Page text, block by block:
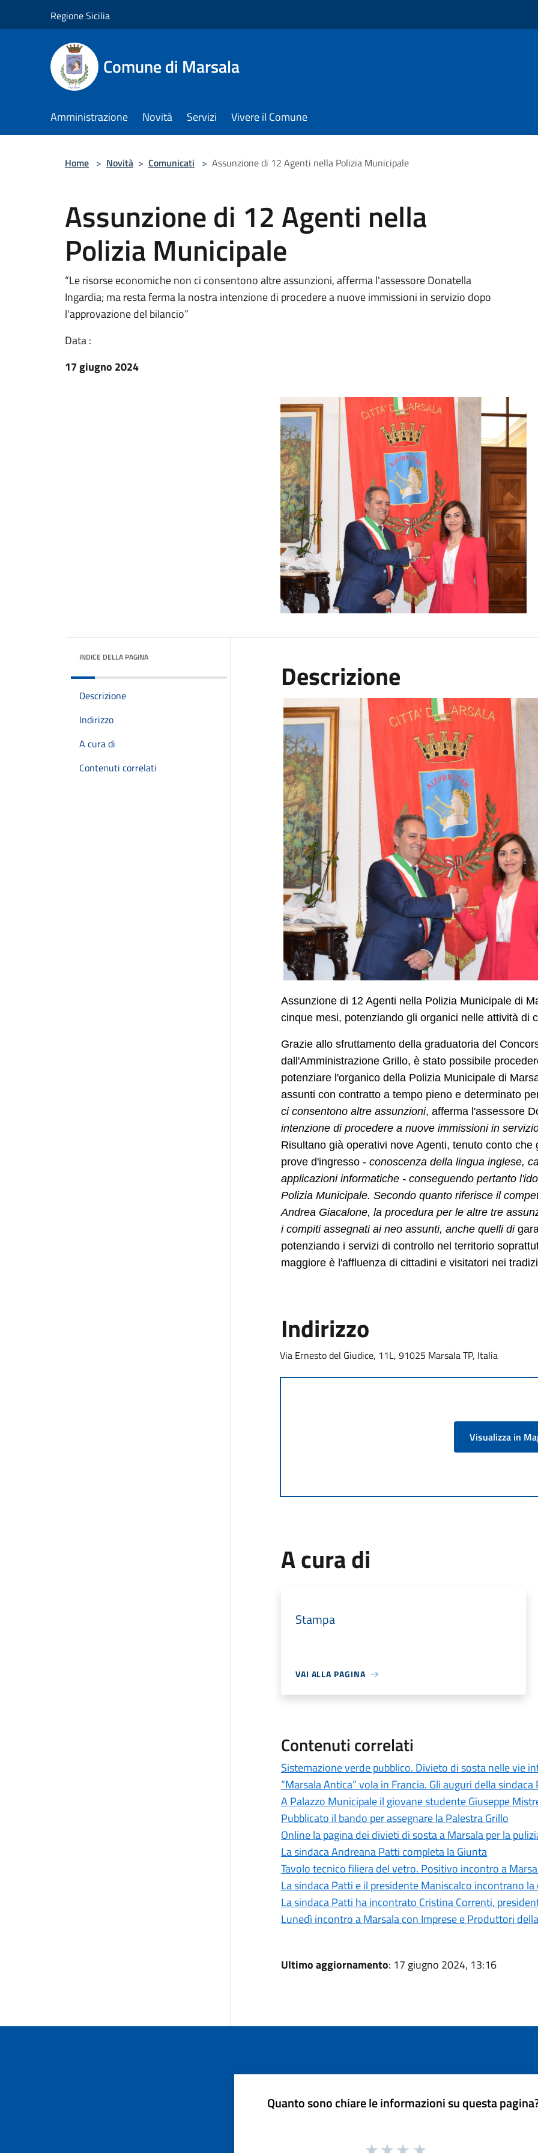
Regione Sicilia
Comune di Marsala
Amministrazione Novità Servizi Vivere il Comune
Home > Novità > Comunicati > Assunzione di 12 Agenti nella Polizia Municipale
Assunzione di 12 Agenti nella
Polizia Municipale
“Le risorse economiche non ci consentono altre assunzioni, afferma l'assessore Donatella
Ingardia; ma resta ferma la nostra intenzione di procedere a nuove immissioni in servizio dopo
l'approvazione del bilancio”
Data :
17 giugno 2024
INDICE DELLA PAGINA
Descrizione
Indirizzo
A cura di
Contenuti correlati
Descrizione
Assunzione di 12 Agenti nella Polizia Municipale di
cinque mesi, potenziando gli organici nelle attività di
Grazie allo sfruttamento della graduatoria del
dall'Amministrazione Grillo, è stato possibile
potenziare l'organico della Polizia Municipale di
assunti con contratto a tempo pieno e determinato
ci consentono altre assunzioni, afferma l'assessore
intenzione di procedere a nuove immissioni in
Risultano già operativi nove Agenti, tenuto conto
prove d'ingresso -conoscenza della lingua inglese,
applicazioni informatiche - conseguendo pertanto
Polizia Municipale. Secondo quanto riferisce il
Andrea Giacalone, la procedura per le altre tre
i compiti assegnati ai neo assunti, anche quelli di
potenziando i servizi di controllo nel territorio
maggiore è l'affluenza di cittadini e visitatori nei
Indirizzo
Via Ernesto del Giudice, 11L, 91025 Marsala TP, Italia
Visualizza in
A cura di
Stampa
VAI ALLA PAGINA
Contenuti correlati
Sistemazione verde pubblico. Divieto di sosta nelle vie
“Marsala Antica” vola in Francia. Gli auguri della sindaca
A Palazzo Municipale il giovane studente Giuseppe
Pubblicato il bando per assegnare la Palestra Grillo
Online la pagina dei divieti di sosta a Marsala per la
La sindaca Andreana Patti completa la Giunta
Tavolo tecnico filiera del vetro. Positivo incontro a
La sindaca Patti e il presidente Maniscalco incontrano
La sindaca Patti ha incontrato Cristina Correnti,
Lunedì incontro a Marsala con Imprese e Produttori
Ultimo aggiornamento: 17 giugno 2024, 13:16
Quanto sono chiare le informazioni su questa